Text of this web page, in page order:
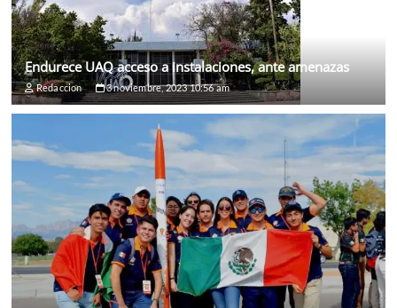
Endurece UAQ acceso a instalaciones, ante amenazas
Redaccion 3 noviembre, 2023 10:56 am